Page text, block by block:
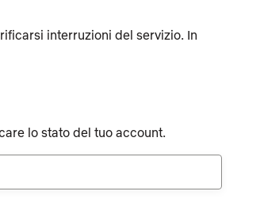
interruzioni del servizio. In
lo stato del tuo account.